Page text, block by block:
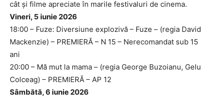
cât și filme apreciate în marile festivaluri de cinema.
Vineri, 5 iunie 2026
18:00 – Fuze: Diversiune explozivă – Fuze – (regia David
Mackenzie) – PREMIERĂ – N 15 – Nerecomandat sub 15
ani
20:00 – Mă mut la mama – (regia George Buzoianu, Gelu
Colceag) – PREMIERĂ – AP 12
Sâmbătă, 6 iunie 2026